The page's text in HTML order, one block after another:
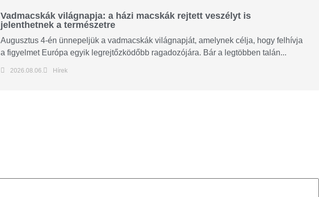
Vadmacskák világnapja: a házi macskák rejtett veszélyt is
jelenthetnek a természetre
Augusztus 4-én ünnepeljük a vadmacskák világnapját, amelynek célja, hogy felhívja
a figyelmet Európa egyik legrejtőzködőbb ragadozójára. Bár a legtöbben talán...
2026.08.06. Hírek